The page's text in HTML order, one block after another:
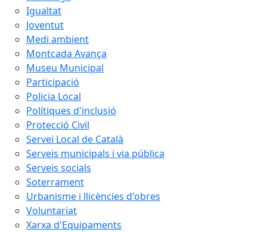
Igualtat
Joventut
Medi ambient
Montcada Avança
Museu Municipal
Participació
Policia Local
Polítiques d'inclusió
Protecció Civil
Servei Local de Català
Serveis municipals i via pública
Serveis socials
Soterrament
Urbanisme i llicències d'obres
Voluntariat
Xarxa d'Equipaments